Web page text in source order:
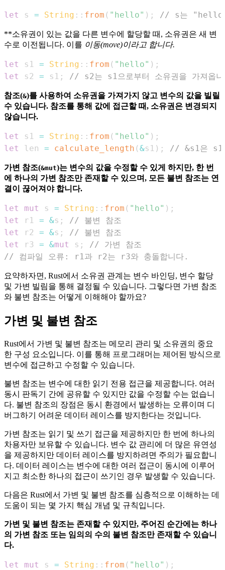
let s = String :: from ( "hello" ) ; // s는 "hello"
**소유권이 있는 값을 다른 변수에 할당할 때, 소유권은 새 변
수로 이전됩니다. 이를 이동(move)이라고 합니다.
let s1 = String :: from ( "hello" ) ;
let
s2 = s1 ; // s2는 s1으로부터 소유권을 가져
참조(&)를 사용하여 소유권을 가져가지 않고 변수의 값을 빌릴
수 있습니다. 참조를 통해 값에 접근할 때, 소유권은 변경되지
않습니다.
let s1 = String :: from ( "hello" ) ;
let
len = calculate_length (&s1 ) ; // &s1은 s1
가변 참조(&mut)는 변수의 값을 수정할 수 있게 하지만, 한 번
에 하나의 가변 참조만 존재할 수 있으며, 모든 불변 참조는 연
결이 끊어져야 합니다.
let mut s = String :: from ( "hello" ) ;
let
r1 = &s ;
// 불변 참조
let
r2 = &s ;
// 불변 참조
let
r3 = &mut s ;
// 가변 참조
// 컴파일 오류: r1과 r2는 r3와 충돌합니다.
요약하자면, Rust에서 소유권 관계는 변수 바인딩, 변수 할당
및 가변 빌림을 통해 결정될 수 있습니다. 그렇다면 가변 참조
와 불변 참조는 어떻게 이해해야 할까요?
가변 및 불변 참조
Rust에서 가변 및 불변 참조는 메모리 관리 및 소유권의 중요
한 구성 요소입니다. 이를 통해 프로그래머는 제어된 방식으로
변수에 접근하고 수정할 수 있습니다.
불변 참조는 변수에 대한 읽기 전용 접근을 제공합니다. 여러
동시 판독기 간에 공유할 수 있지만 값을 수정할 수는 없습니
다. 불변 참조의 장점은 동시 환경에서 발생하는 오류이며 디
버그하기 어려운 데이터 레이스를 방지한다는 것입니다.
가변 참조는 읽기 및 쓰기 접근을 제공하지만 한 번에 하나의
차용자만 보유할 수 있습니다. 변수 값 관리에 더 많은 유연성
을 제공하지만 데이터 레이스를 방지하려면 주의가 필요합니
다. 데이터 레이스는 변수에 대한 여러 접근이 동시에 이루어
지고 최소한 하나의 접근이 쓰기인 경우 발생할 수 있습니다.
다음은 Rust에서 가변 및 불변 참조를 심층적으로 이해하는 데
도움이 되는 몇 가지 핵심 개념 및 규칙입니다.
가변 및 불변 참조는 존재할 수 있지만, 주어진 순간에는 하나
의 가변 참조 또는 임의의 수의 불변 참조만 존재할 수 있습니
다.
let mut s = String :: from ( "hello" ) ;